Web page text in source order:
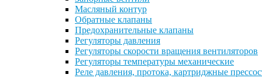
Масляный контур
Обратные клапаны
Предохранительные клапаны
Регуляторы давления
Регуляторы скорости вращения вентиляторов
Регуляторы температуры механические
Реле давления, протока, картриджные